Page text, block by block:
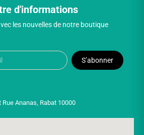
d'informations
les nouvelles de notre boutique
S’abonner
Ananas, Rabat 10000